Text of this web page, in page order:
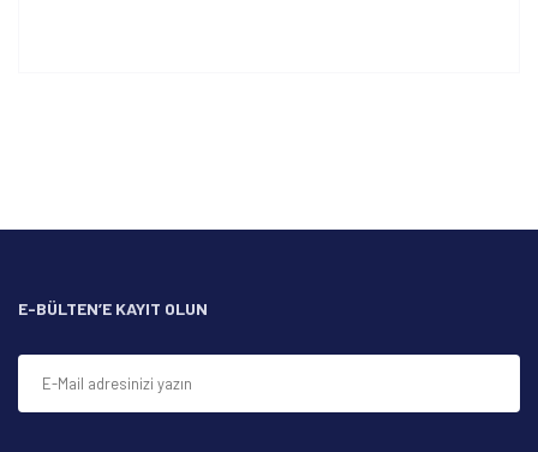
Ürün açıklamasında eksik bilgiler bulunuyor.
E-BÜLTEN’E KAYIT OLUN